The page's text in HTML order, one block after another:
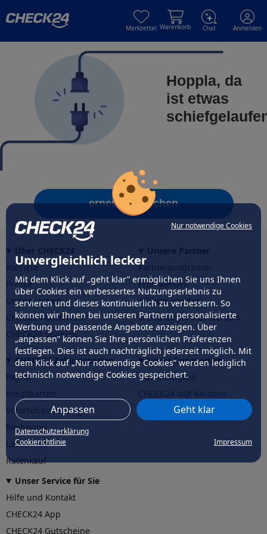
Nur notwendige Cookies
Unvergleichlich lecker
Mit dem Klick auf „geht klar” ermöglichen Sie uns Ihnen
über Cookies ein verbessertes Nutzungserlebnis zu
servieren und dieses kontinuierlich zu verbessern. So
können wir Ihnen bei unseren Partnern personalisierte
Werbung und passende Angebote anzeigen. Über
„anpassen” können Sie Ihre persönlichen Präferenzen
festlegen. Dies ist auch nachträglich jederzeit möglich. Mit
dem Klick auf „Nur notwendige Cookies” werden lediglich
technisch notwendige Cookies gespeichert.
Anpassen Geht klar
Datenschutzerklärung
Cookierichtlinie
Impressum
Merkzettel Warenkorb Chat Anmelden
Hoppla, da
ist etwas
erneut versuchen
Karriere
Presse
Unternehmen
CHECK24 Österreich
CHECK24 Spanien
Partnerprogramm
Profi werden
Affiliate werden
Werkstattpartner werden
CHECK24 Zahlungsarten
PayPal
Sofortüberweisung
Rechnung
Lastschrift
Ratenkauf
Unser Engagement
Nachhaltigkeit
CHECK24hilftder Natur
Unser Service für Sie
Hilfe und Kontakt
CHECK24 App
CHECK24 Gutscheine